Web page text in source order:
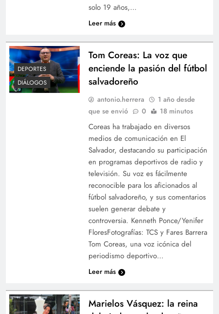
solo 19 años,…
Leer más
DEPORTES
DIÁLOGOS
Tom Coreas: La voz que
enciende la pasión del fútbol
salvadoreño
antonio.herrera
1 año desde
que se envió
0 18 minutos
Coreas ha trabajado en diversos
medios de comunicación en El
Salvador, destacando su participación
en programas deportivos de radio y
televisión. Su voz es fácilmente
reconocible para los aficionados al
fútbol salvadoreño, y sus comentarios
suelen generar debate y
controversia. Kenneth Ponce/Yenifer
FloresFotografías: TCS y Fares Barrera
Tom Coreas, una voz icónica del
periodismo deportivo…
Leer más
Marielos Vásquez: la reina